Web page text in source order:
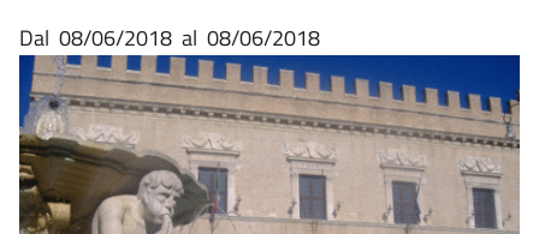
Dal 08/06/2018 al 08/06/2018